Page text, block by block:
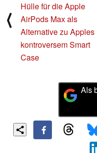
⟨
Hülle für die Apple
AirPods Max als
Alternative zu Apples
kontroversem Smart
Case
Als